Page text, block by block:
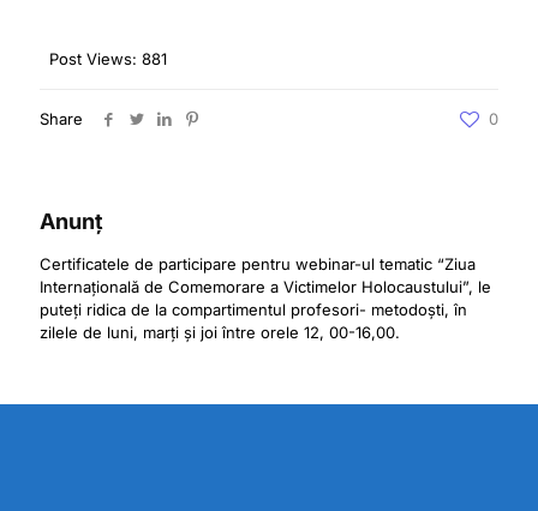
Post Views: 881
Share 0
Anunț
Certificatele de participare pentru webinar-ul tematic “Ziua
Internațională de Comemorare a Victimelor Holocaustului”, le
puteți ridica de la compartimentul profesori- metodoști, în
zilele de luni, marți și joi între orele 12, 00-16,00.